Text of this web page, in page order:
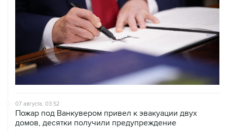
07 августа, 03:52
Пожар под Ванкувером привел к эвакуации двух
домов, десятки получили предупреждение